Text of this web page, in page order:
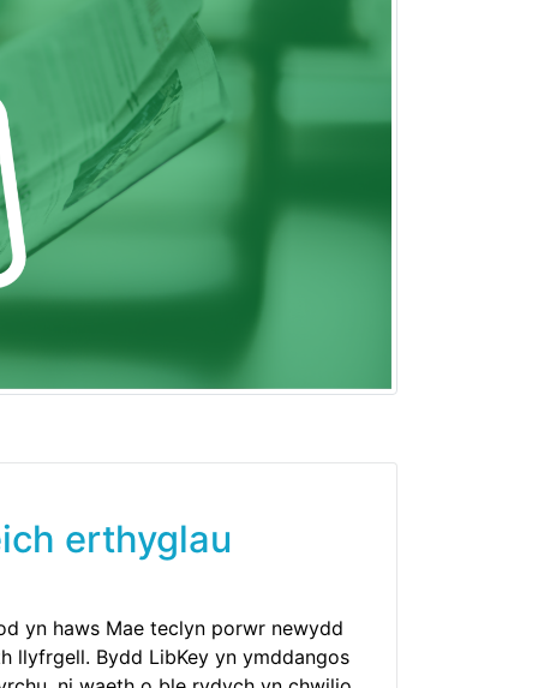
erthyglau
yn haws Mae teclyn porwr newydd
llyfrgell. Bydd LibKey yn ymddangos